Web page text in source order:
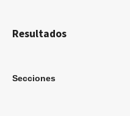
Resultados
Secciones